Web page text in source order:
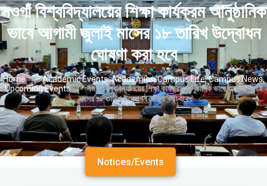
নওগাঁ বিশ্ববিদ্যালয়ের শিক্ষা কার্যক্রম আনুষ্ঠানিক
ভাবে আগামী জুলাই মাসের ১৮ তারিখ উদ্বোধন
ঘোষণা করা হবে
Home / Academic Events,Academics,Campus Life,Campus News,
Upcoming Events / নওগাঁ বিশ্ববিদ্যালয়ের শিক্ষা কার্যক্রম আনুষ্ঠানিক ভাবে আগামী জুলাই
মাসের ১৮ তারিখ উদ্বোধন ঘোষণা করা হবে
Notices/Events